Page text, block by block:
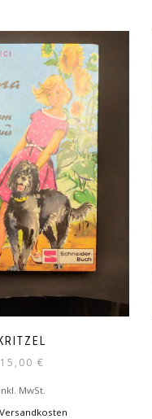
KRITZEL
15,00 €
inkl. MwSt.
Versandkosten